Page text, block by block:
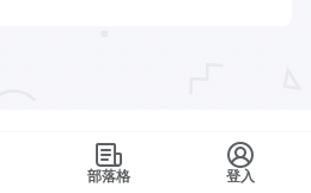
部落格 登入